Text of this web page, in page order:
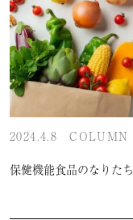
2024.4.8 COLUMN
保健機能食品のなりた